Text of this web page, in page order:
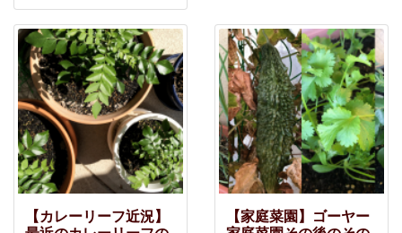
【カレーリーフ近況】
【家庭菜園】ゴーヤー